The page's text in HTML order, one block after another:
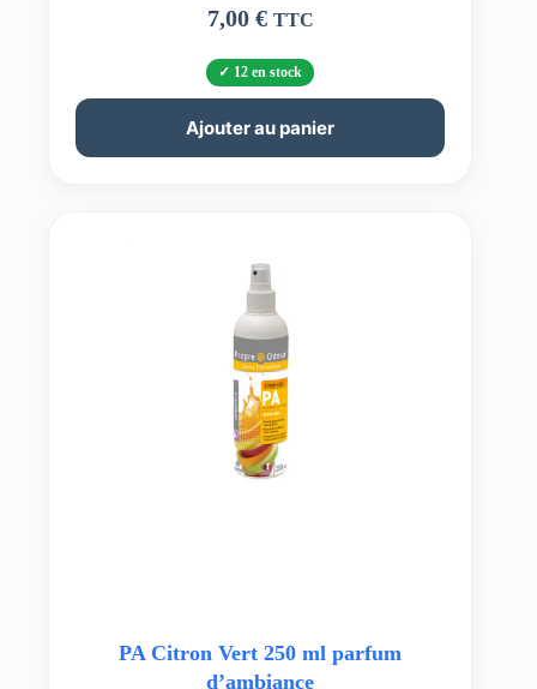
7,00 € TTC
12 en stock
Ajouter au panier
PA Citron Vert 250 ml parfum
d’ambiance